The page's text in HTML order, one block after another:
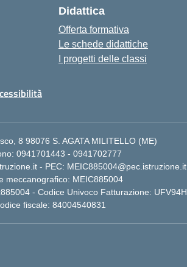
Didattica
Offerta formativa
Le schede didattiche
I progetti delle classi
8 98076 S. AGATA MILITELLO (ME)
0941701443 - 0941702777
- PEC: MEIC885004@pec.istruzione.it
meccanografico: MEIC885004
- Codice Univoco Fatturazione: UFV94H
fiscale: 84004540831